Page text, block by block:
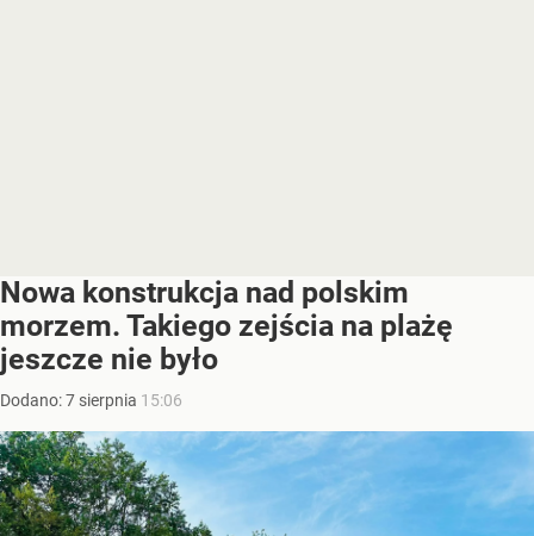
Nowa konstrukcja nad polskim
morzem. Takiego zejścia na plażę
jeszcze nie było
Dodano:7 sierpnia 15:06